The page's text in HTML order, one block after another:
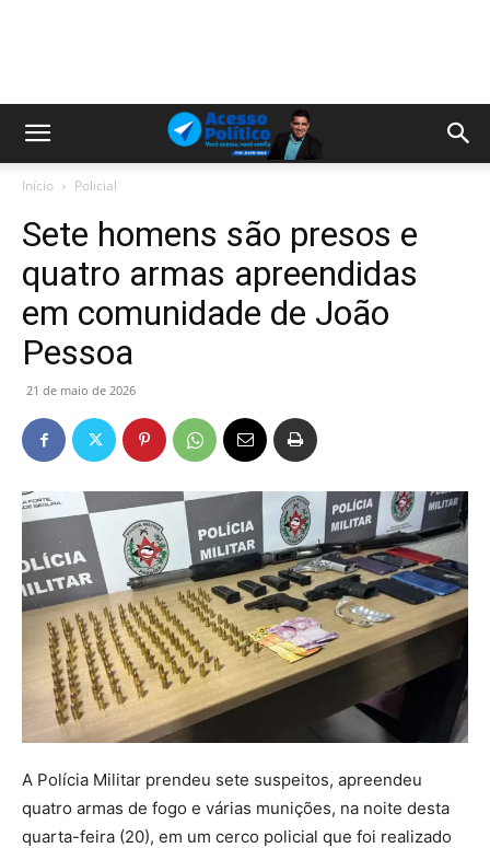
Início Policial
Sete homens são presos e
quatro armas apreendidas
em comunidade de João
Pessoa
21 de maio de 2026
A Polícia Militar prendeu sete suspeitos, apreendeu
quatro armas de fogo e várias munições, na noite desta
quarta-feira (20), em um cerco policial que foi realizado